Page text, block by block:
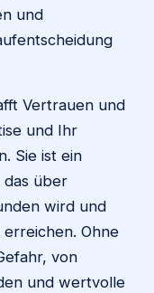
und
Vertrauen und
und Ihr
Sie ist ein
das über
wird und
Ohne
von
und wertvolle